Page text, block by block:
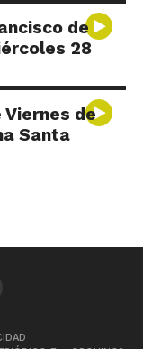
de
28
Viernes de
Santa